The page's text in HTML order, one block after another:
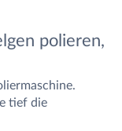
polieren,
tief die